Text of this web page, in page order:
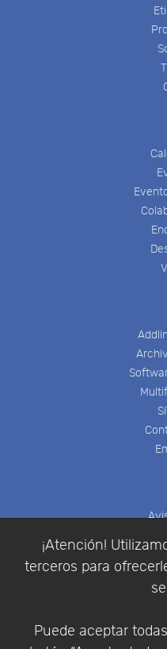
¡Atención!
terceros para
Puede aceptar
Política